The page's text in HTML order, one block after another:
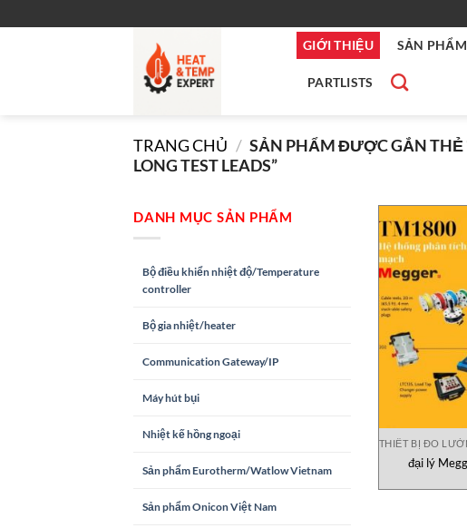
qua
GIỚI THIỆU SẢN PHẨM
PARTLISTS
TRANG CHỦ / SẢN PHẨM ĐƯỢC GẮN THẺ
LONG TEST LEADS”
DANH MỤC SẢN PHẨM
Bộ điều khiển nhiệt độ/Temperature
controller
Bộ gia nhiệt/heater
Communication Gateway/IP
Máy hút bụi
Nhiệt kế hồng ngoại
Sản phẩm Eurotherm/Watlow Vietnam
Sản phẩm Onicon Việt Nam
THIẾT BỊ ĐO
đại lý
insulation